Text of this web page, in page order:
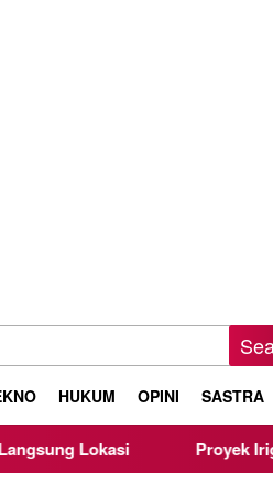
HUKUM OPINI SASTRA
Proyek Irigasi di